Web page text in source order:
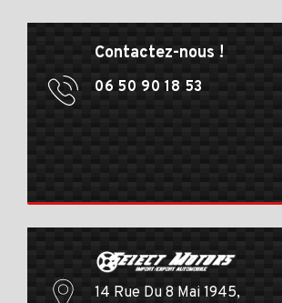
Contactez-nous !
06 50 90 18 53
14 Rue Du 8 Mai 1945,